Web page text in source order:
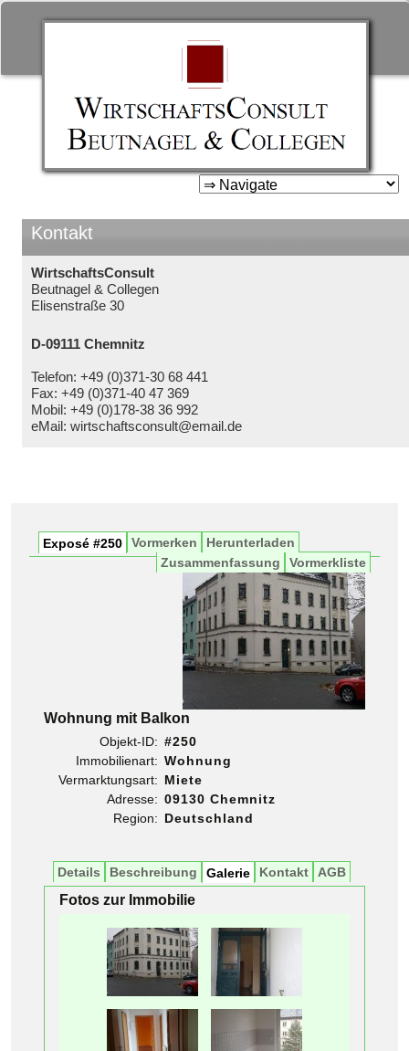
WirtschaftsConsult Beutnagel
& Collegen
Zum
Kontakt
WirtschaftsConsult
Beutnagel & Collegen
Elisenstraße 30
D-09111 Chemnitz
Telefon: +49 (0)371-30 68 441
Fax: +49 (0)371-40 47 369
Mobil: +49 (0)178-38 36 992
eMail: wirtschaftsconsult@email.de
Exposé #250 Vormerken
Herunterladen
Vormerkliste
Zusammenfassung
Wohnung mit Balkon
Objekt-ID: #250
Immobilienart: Wohnung
Vermarktungsart: Miete
Adresse: 09130 Chemnitz
Region: Deutschland
Details Beschreibung Galerie Kontakt AGB
Fotos zur Immobilie